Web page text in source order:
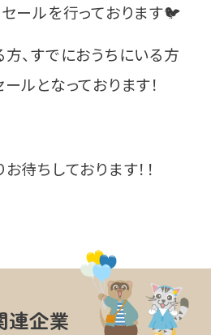
ールを行っております🐦
、すでにおうちにいる方
ルとなっております！
待ちしております！！
連企業